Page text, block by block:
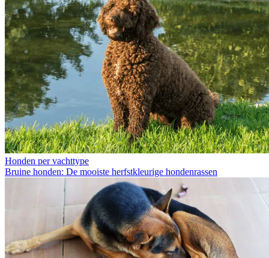
Honden per vachttype
Bruine honden: De mooiste herfstkleurige hondenrassen